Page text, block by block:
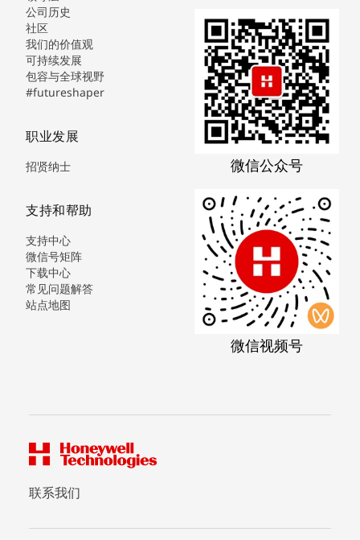
公司历史
社区
我们的价值观
可持续发展
包容与全球视野
#futureshaper
职业发展
招贤纳士
支持和帮助
支持中心
微信号矩阵
下载中心
常见问题解答
站点地图
微信公众号
微信视频号
联系我们